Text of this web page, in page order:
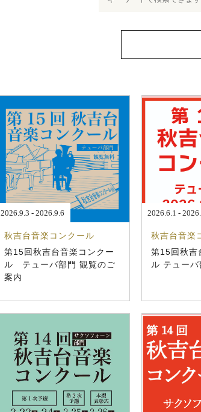
2026.9.3 - 2026.9.6
秋吉台音楽コンクール
第15回秋吉台音楽コンクー
ル テューバ部門 観覧のご
案内
2026.6.1 -
秋吉台音楽
第15回秋吉
ル テューバ